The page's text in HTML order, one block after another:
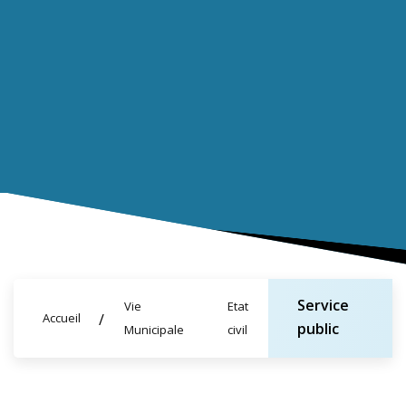
Accueil
Vie
Municipale
Etat
civil
Service
public